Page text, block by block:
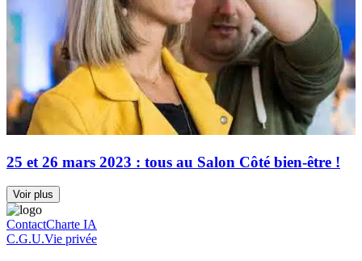
25 et 26 mars 2023 : tous au Salon Côté bien-être !
Voir plus
ContactCharte IA
C.G.U.Vie privée